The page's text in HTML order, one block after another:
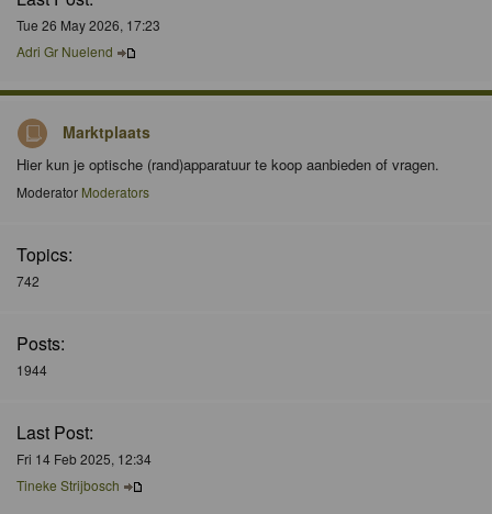
Tue 26 May 2026, 17:23
Adri Gr Nuelend
Marktplaats
Hier kun je optische (rand)apparatuur te koop aanbieden of vragen.
Moderator Moderators
Topics:
742
Posts:
1944
Last Post:
Fri 14 Feb 2025, 12:34
Tineke Strijbosch